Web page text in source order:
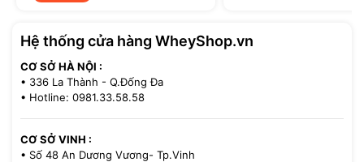
Hệ thống cửa hàng WheyShop.vn
CƠ SỞ HÀ NỘI :
• 336 La Thành - Q.Đống Đa
• Hotline: 0981.33.58.58
CƠ SỞ VINH :
• Số 48 An Dương Vương- Tp.Vinh